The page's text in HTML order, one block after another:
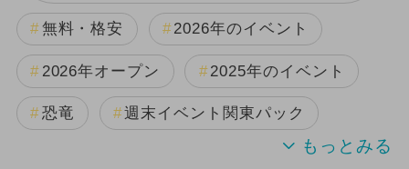
無料・格安 2026年のイベント
2026年オープン 2025年のイベント
恐竜 週末イベント関東パック